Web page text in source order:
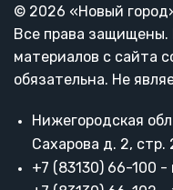
© 2026 «Новый
Все права защищены.
материалов с сайта
обязательна. Не
Нижегородская
Сахарова д. 2, стр.
+7 (83130) 66-100 -